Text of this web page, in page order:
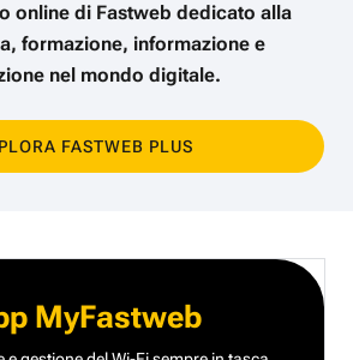
online di Fastweb dedicato alla
formazione, informazione e
nel mondo digitale.
FASTWEB PLUS
MyFastweb